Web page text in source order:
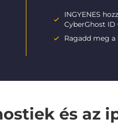
INGYENES
CyberGhost ID
Ragadd meg
és az